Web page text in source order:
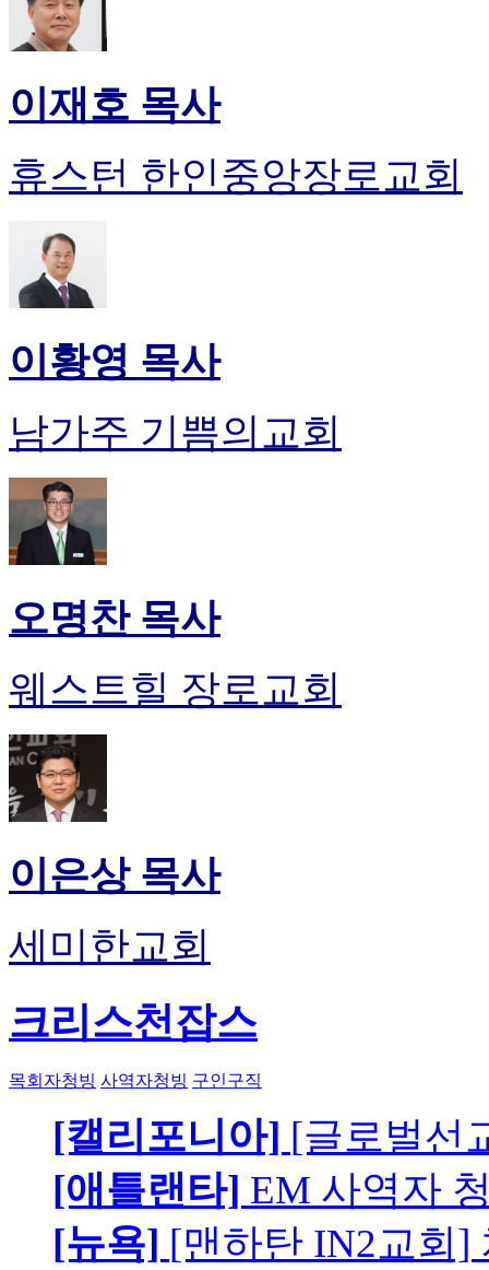
이재호 목사
휴스턴 한인중앙장로교회
이황영 목사
남가주 기쁨의교회
오명찬 목사
웨스트힐 장로교회
이은상 목사
세미한교회
크리스천잡스
목회자청빙 사역자청빙 구인구직
[캘리포니아] [글로벌선
[애틀랜타] EM 사역자
[뉴욕] [맨하탄 IN2교회]